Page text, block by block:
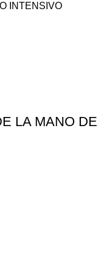
INTENSIVO
LA MANO DE